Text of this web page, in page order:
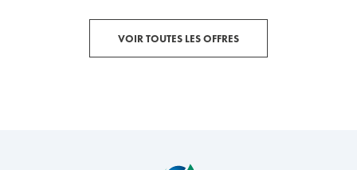
VOIR TOUTES LES OFFRES